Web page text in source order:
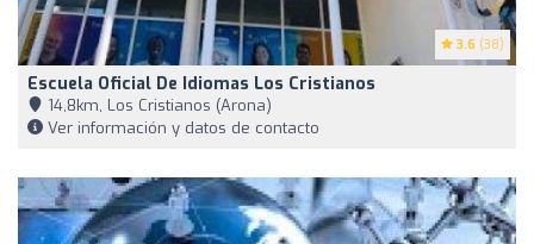
3.6 (38)
Escuela Oficial De Idiomas Los Cristianos
14,8km, Los Cristianos (Arona)
Ver información y datos de contacto